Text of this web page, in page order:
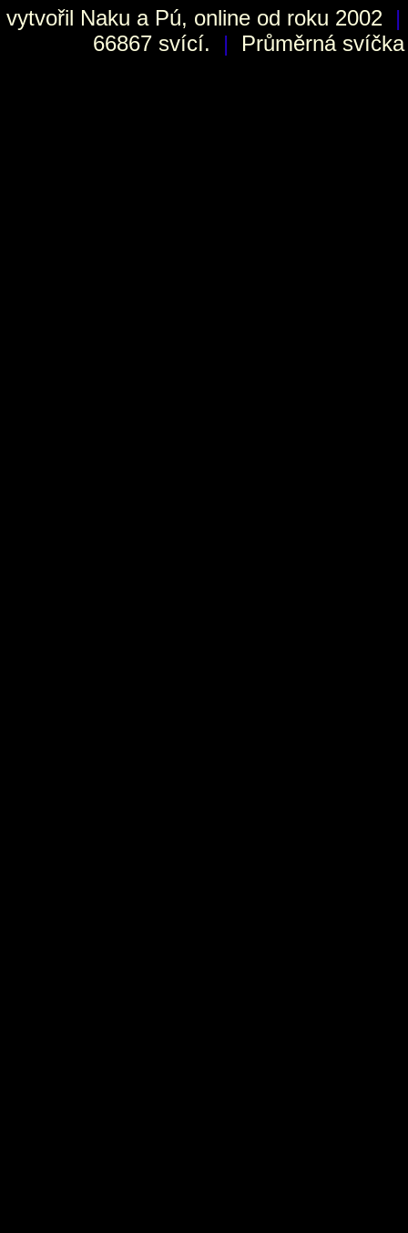
vytvořil Naku a Pú, online od roku 2002 |
66867 svící.
| Průměrná